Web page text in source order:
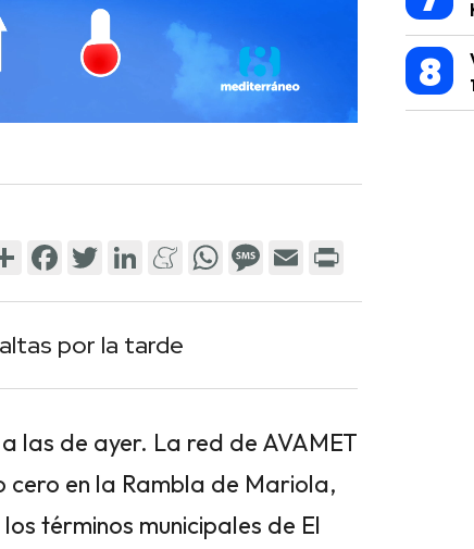
ShareFacebook
TwitterLinkedInMeneame
WhatsApp
Message
Email
por la tarde
las de ayer. La red de AVAMET
en la Rambla de Mariola,
términos municipales de El
8